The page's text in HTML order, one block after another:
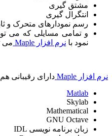
مشتق گیری
انتگرال گیری
رسم نمودارهای متحرک و
و تمامی مسایلی که می
نمود با نرم افزار Maple می
نرم افزار Maple دارای رقیبانی
Matlab
Skylab
Mathematical
GNU Octave
زبان برنامه نویسی IDL